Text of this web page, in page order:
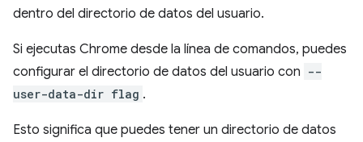
dentro del directorio de datos del usuario.
Si ejecutas Chrome desde la línea de comandos, puedes
configurar el directorio de datos del usuario con --
user-data-dir flag .
Esto significa que puedes tener un directorio de datos